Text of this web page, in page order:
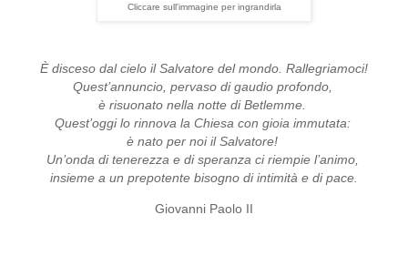
Cliccare sull'immagine per ingrandirla
È disceso dal cielo il Salvatore del mondo. Rallegriamoci!
Quest’annuncio, pervaso di gaudio profondo,
è risuonato nella notte di Betlemme.
Quest’oggi lo rinnova la Chiesa con gioia immutata:
è nato per noi il Salvatore!
Un’onda di tenerezza e di speranza ci riempie l’animo,
insieme a un prepotente bisogno di intimità e di pace.
Giovanni Paolo II